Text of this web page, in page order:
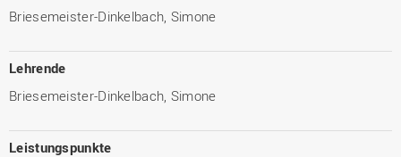
Briesemeister-Dinkelbach, Simone
Lehrende
Briesemeister-Dinkelbach, Simone
Leistungspunkte